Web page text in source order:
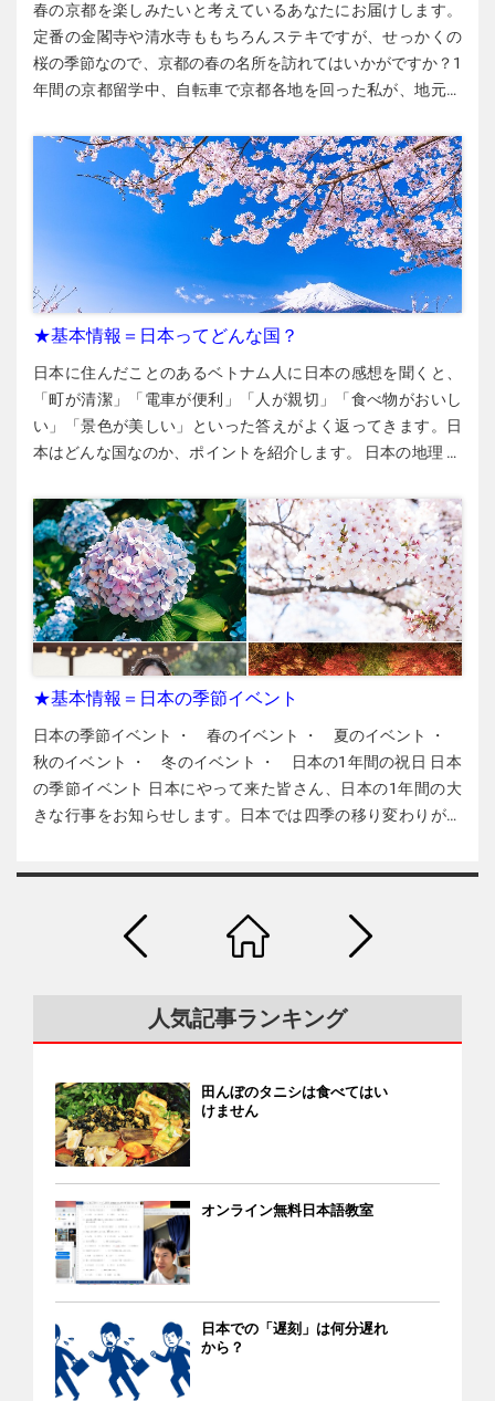
咲き誇ります。 ▶︎秋田県秋田市千秋公園1-1 ▶︎JR秋田駅から
650 m ▶︎無料 ▶︎参考サイト 伊豆沼・内沼【宮城県】 白鳥をは
じめとした渡り鳥の飛来地として有名な伊豆沼ですが、夏の
ハスの花も一見の価値があります。遊覧船もあり、ハスの花
▶︎JR新田駅から伊豆沼・内沼サンクチュアリセンターまで
650 m ▶︎ハスまつり：2022年7月23日～8月28日 ▶︎入場料：
中学生以上800円、小学生500円 ▶︎参考サイト 大山上池・下
け）・下池（しもいけ）では、関東エリアより1カ月ほど遅れ
てハスの花の見ごろの時期を迎えます。夏から初秋にかけて
は、湖面一面がピンクの花で染まるほどハスの花が咲き誇り
ます。 ▶︎鶴岡市友江町23-71 ▶︎JR羽前（うぜん）大山駅から
大山上池まで1.6 km ▶︎無料 ▶︎公式サイト 関東エリア 古河総
合公園【茨城県】 25 haの広大な古河（こが）総合公園。園内
の北端にある3,000㎡のハス田に手のひらほどの大きさの美し
い花がびっしり咲きます。大賀ハスは毎年7月上旬から中旬に
古河市鴻巣399-1 ▶︎JR古河駅から約2 km（バス利用の場合は
徒歩約800 m ） ▶︎見ごろ：6月下旬～8月上旬 ▶︎無料 ▶︎公式
サイト 古代蓮の里【埼玉県】 関東を代表するハスの名所で、
約12万本のハスが池一面に咲きます。早朝から開花し、お昼
には閉じてしまいます。早起きして観に行ってください。 ▶︎
埼玉県行田（ぎょうだ）市小針2375-1 ▶︎JR行田駅、東口から
市内循環バス「古代蓮の里」下車 ▶︎見ごろ：6月中旬～8月上
に島や橋もあり、昔懐かしい水郷の情緒が味わえる水郷佐原
あやめパーク。カフェや子ども向けの遊園施設もあります。
「はす祭り」では300品種以上のハスが鑑賞できます。 ▶︎千
葉県香取市扇島1837-2 ▶︎JR佐原駅から佐原循環バスで17分
「水郷佐原あやめパーク」下車、約600 m ▶︎「はす祭り」：
600円、小・中学生300円 ▶︎公式サイト 不忍池【東京都】 不
し）公園の中にある広大な天然池。一面がハスで覆われる
「蓮池」、ボートを楽しむことができる「ボート池」、カモ
ハスが咲き誇ります。ハスの花は明け方からゆっくりと開花
し、お昼を過ぎると閉じてしまうため、早朝からの見学者が
絶えません。 ▶︎町田市野津田町 ▶︎小田急・町田駅の北口21番
乗り場からバスで「薬師池」または「薬師ヶ丘」下車、すぐ
▶︎無料 ▶︎参考サイト 東海エリア 大賀ハス園【岐阜県】 約
5100㎡の大賀（おおが）ハス園には、全長約300 mの足場が
回廊のように設けられ、淡いピンクのハスの花を間近に観賞
できます。7月は、モデル撮影会やミニコンサートなど多彩な
新羽島駅やJR岐阜羽島駅からバスで約35分「羽島温泉」下
車、約180 m ▶︎見ごろ：7月中旬 ▶︎無料 ▶︎参考サイト 森川花
はす田【愛知県】 森川花はす田（もりかわ・はななすだ）に
春の京都を楽しみたいと考えているあなたにお届けします。
定番の金閣寺や清水寺ももちろんステキですが、せっかくの
桜の季節なので、京都の春の名所を訪れてはいかがですか？1
年間の京都留学中、自転車で京都各地を回った私が、地元の
春の京都にはいろいろな名所がありますが、歩いて半日で回
れる私の「お勧めコース」を紹介します。「銀閣寺」「哲学
の道」「南禅寺」「蹴上（けあげ）インクライン」「平安神
宮エリア」の5カ所を訪ねるコースです。それでは、これらの
スポットについて紹介します。 哲学の道 「哲学（てつがく）
の道」は銀閣寺（ぎんかくじ）と南禅寺（なんぜんじ）を結
ぶ約2 kmの散歩道で、水路に沿って歩きます。水路の水は滋
賀県の琵琶湖（びわこ）から流れてきています。春（3月下旬
す。 銀閣寺 金閣寺に行く外国人は多いですが、銀閣寺に行く
人は少ないでしょう。金閣寺のような派手さはありません
が、古い日本の雰囲気があり、ファンの多いお寺です。正式
名は「東山慈照寺（ひがしやま・じしょうじ）」。哲学の道
しょうか？ ［銀閣寺］［哲学の道］ ・京都市左京区銀閣寺町
２ ・8:30～17:00（3～11月の場合） ・高校生以上500円 ・京
都駅からバス（直通）で230円 ①「京都駅前（A２乗り場）」
から17番のバスで「銀閣寺道」へ ②「京都駅前（A１乗り
場）」から5番のバスで「銀閣寺道」へ ［銀閣寺］［哲学の
道］ ・京都市左京区銀閣寺町２ ・8:30～17:00（3～11月の場
合） ・高校生以上500円 ・京都駅からバス（直通）で230円
①「京都駅前（A２乗り場）」から17番のバスで「銀閣寺
道」へ ②「京都駅前（A１乗り場）」から5番のバスで「銀閣
寺道」へ 南禅寺 南禅寺の水路閣 銀閣寺から「哲学の道」を抜
けてしばらく歩くと、「南禅寺（なんぜんじ）」に着きま
す。 こちらも人気の高いお寺で、秋の紅葉もきれいですが、
もん）」という大きな門もあり、上に昇ると、京都市街を眺
められます。 蹴上インクライン 昔、琵琶湖と京都を結ぶ水路
ンクライン」で運びました。インクラインとは水路と水路を
結ぶ傾斜のある鉄道（線路）です。 南禅寺のそばにある「蹴
く、インスタグラマーが押し寄せます（＝下の写真）。 筆者
撮影 ［蹴上インクライン］ ・京都市東山区東小物座町339 ・
無料 ・京都駅から地下鉄で260円：「京都」から乗車し「烏
車。駅から徒歩ですぐ。 平安神宮エリア 筆者撮影 南禅寺や蹴
上インクラインの人混みに疲れたら、すぐ近くの平安神宮や
岡崎公園、美術館が並ぶエリアでベンチなどに腰かけて休み
ましょう。 平安神宮の巨大な鳥居や水路沿いの桜並木が壮観
に私の一推しスポット「鴨川」もご紹介します。鴨川には
「河原町」や「三条」といった繁華街から歩いていけますの
で、時間や体力が残っていたら、夕食前に立ち寄ってみてく
★基本情報＝日本ってどんな国？
日本に住んだことのあるベトナム人に日本の感想を聞くと、
「町が清潔」「電車が便利」「人が親切」「食べ物がおいし
い」「景色が美しい」といった答えがよく返ってきます。日
本はどんな国なのか、ポイントを紹介します。 日本の地理 ◆
九州の四つの大きな島と6,800あまりの島々があります。日本
の面積は約378,000㎢で、ベトナム（約33万1200ｋ㎡）の約
1.14倍です。 南北の長さ 約3,000 ㎞ 東西の長さ 約3,000 ㎞ 面
積 約378,000 ㎢ ◆47の都道府県 日本には、47の都道府県
（ベトナムの「省」）があります。 「都」は東京都 「道」は
北海道 「府」は大阪府、京都府 そのほかの44行政区は「県」
◆山が75％、温泉が多い 富士山（左）と温泉 山と丘を合わせ
た面積が国全体の約75％ 火山が多いので、各地に温泉がある
本の人口は約125,470,000人でベトナム（約97,620,000人：
2020年）より少し多いです。日本では2005年から人口が減り
続け、高齢化が進んでいます。2060年までに1億人を割る見
通しで、2040年ごろにはベトナムと日本の人口が逆転すると
で、日本の人口は世界で11位、ベトナムは15位です。 国 人
します。多くの地域で冬はコートが必要です。東京の冬はハ
ノイの冬より寒いです。 ◆日本の気候のポイント 春夏秋冬の
４つの季節があり、夏と冬の気温差が大きい 北海道以外で
は、6～7月に梅雨（雨の多い期間）がある 夏から秋にかけて
日本海側（新潟、長野など）で雪が多い 北の端にある北海道
が一番寒い（夏もすずしい） 南の端にある沖縄は冬でもあま
り寒くない ◆日本の四季 春（左）/ 夏（右） 京都の秋Ⓒ毎日
新聞社 冬（岐阜） 日本の都市 東京の中心部 日本には人口100
万人以上の都市が12個あります。 市 人 口 1 東京23区
9,744,534 2 横浜市 3,778,318 3 大阪市 2,754,742 4 名古屋市
2,333,406 5 札幌市 1,975,065 6 福岡市 1,613,361 7 川崎市
★基本情報＝日本の季節イベント
日本の季節イベント ・ 春のイベント ・ 夏のイベント ・ 秋のイベント ・ 冬のイベント ・ 日本の1年間の祝日 日本の季節イベント 日本にやって来た皆さん、日本の1年間の大きな行事をお知らせします。日本では四季の移り変わりがあり、季節と結びついた行事がたくさんあります。これを読めば、季節の行事の意味や日本人の大事な生活文化が分かります。 春のイベント 日本の春の風物詩はなんと言っても桜。地球温暖化の影響で桜の開花が毎年少しずつ早くなっていますが、春の日差しや暖かさと桜の花がかもし出す明るい雰囲気の中、多くの日本人が新たな出発を誓う季節です。4月には、日本の会社や学校の新年が始まります。それでは、日本の春のイベントを紹介していきましょう。 3月3日：ひな祭り ひな祭りは女の子の幸せと健やかな成長を願う行事です。ひな人形という人形を飾ったり、ちらし寿司やひなあられ（お菓子）を食べたりして家庭でお祝いをします。 3月14日：ホワイトデー ホワイトデーは、バレンタインデーにチョコレートなどをもらった男性がお返しをする日です。お菓子でお返しをする場合、キャンディーは「あなたが好き」、クッキーは「あなたは友達」、マシュマロやグミは「嫌い」を意味するとされていますが、それほど知られていません。バレンタインデーに恋人や好きな女性から贈り物をもらった男性は、女性から高価なお返しを期待されるケースもあります。お返しはお菓子でなくても大丈夫です。 3月：卒業式 3月は学校の卒業シーズンです。入学試験は1～3月が中心で、卒業式は多くの場合、入試が終わった後の3月中に行われます。 3月下旬～4月上旬：花見 花見は桜の花を眺めることです。地方によって咲く時期に違いがありますが、この時期に日本各地で桜が咲き乱れます。歩きながら眺める人もいれば、桜の木の下にビニルシートなどを敷いて、お弁当やお酒を楽しむグループもあります。 4月1日：エイプリルフール うそをついてもいいとされている日です。家族や友だち同士で冗談半分のうそを言い合います。企業が顧客を楽しませるためにSNSなどでうそや冗談を流すこともあります。例えば、実在しない新製品の発売情報を流したり、この日だけ遊び心でオンラインゲームの画面の文字を手書き文字にしたりします。 4月1日：新年度 日本の行政や企業、学校の「事業年度」や「学校年度」は4月に始まります。入社式や入学式は4月上旬に行われ、児童や生徒にとっては新しい学年が始まります。 4月29日～5月5日：ゴールデンウィーク 4月末から5月初旬にかけての休日や祝日が多い期間をゴールデンウィーク（GW）と呼びます。行楽に出かける人も多いので、電車や飛行機、ホテルは満席・満室で、高速道路も渋滞します。ホテルや航空券の料金も高くなります。遠出を避けて近くのイベントに参加する楽しみ方もあります。 ※4月29日（昭和の日）、5月3日（憲法記念日）、5月4日（みどりの日）、5月5日（こどもの日）の4日間が祝日で、ここに土日が加わって大型連休になります。日本の中で離れて留学や技能実習をしているベトナム人の友だち同士がこの期間に一緒に旅行したり、互いを訪ねたりすることもよくあります。 5月5日：子どもの日（祝日） 3月3日のひな祭りは女の子のためのイベントで、5月5日は男の子の幸運を祈る日です。男の子の健やかな成長と将来の出世を願って「鯉（こい）のぼり」＝写真＝という吹き流しを庭などに掲げる風習があります。ただし、最近では家庭で掲げる鯉のぼりは減り、地域などで大きな鯉のぼりを設置する例も増えています。 5月前半（第２日曜日）：母の日 日本での母の日は5月の第2日曜日。お母さんへの感謝を込めてカーネーションや贈り物を渡します。 夏のイベント ベトナムの夏も暑いですが、日本の夏も湿気が多く蒸し暑い日が続きます。この季節には夏休みがありますが、ベトナムの学校の夏休みより短いです。また、社会人の夏休みは1週間前後か、少ない人は４、５日間（お盆休み）だけで、欧米のようなロングバケーションではありません。1週間前後の日程で海外に出かける人も多くいます。 6月1日：夏の衣替え 日本では、多くの地方で6月1日から一斉に夏服に切り替わり、冬の衣替え（10月1日）まで薄手のスーツや半袖になります。また、最近では冷房に要するエネルギーを節約するために「クールビズ」という薄着の習慣が広まり、スーツの上着やネクタイなしでも仕事相手に失礼と思われないようになってきています。クールビズの期間は会社ごとに決められ、衣替えの期間より長く設定されることがあります。 6月（第3日曜日）：父の日 父に感謝する日ですが、日本では母の日に比べると印象が薄いです。 6月～7月：梅雨（つゆ） 日本では、6月から7月にかけて雨がよく降ります。「梅雨前線」という前線の影響で、その長さは毎年少しずつ違います。梅雨前線の勢力が弱くなって梅雨が終わると、気象庁が「梅雨明け」を発表し、大きなニュースになります。梅雨の季節にはアジサイ＝写真＝が美しく咲きます。 6月21日ごろ：夏至（げし） 1年で最も昼間の長い日です。この日を境に昼間の時間が少しずつ短くなっていき、12月の冬至の日に最も短くなります。日本では夏と冬とで昼間の長さがずいぶん違います。 7月7日：七夕（たなばた） 短冊（たんざく）という細長い紙に願いごとを書いて笹に結びつけ、願いがかなうように祈ります。各地で七夕にちなんだ祭りも行われ、特に仙台市の七夕祭りが有名です。織姫と彦星の２人が神様によって引き離され、年に一度の七夕の日だけ天の川を渡って会えると言われています。 7月～8月：花火大会 日本各地で花火大会が行われます。花火大会の会場には、屋台の店も出ます。明るいうちに出かけて場所を確保し、日が沈んだら夜空に広がる大きな花火を眺めて楽しみます。浴衣姿で花火を見物する女性も多く、日本の夏の最大の風物詩です。ベトナム人留学生や技能実習生の先輩たちにも、レンタル浴衣を借りたり安い浴衣を買ったりして日本の夏を楽しんでいる人たちがいます。 8月中旬：お盆休み お盆は、亡くなった先祖があの世から帰ってくるのを迎える行事で、8月13日～16日の4日間です。この期間に実家に帰省したりレジャーに出かけたりする人がたくさんいます。8月11日の「山の日」（祝日）や前後の土日、有給休暇を加えて5日間を超える大型連休になることも多く、ＧＷや年末年始と並ぶ「民族大移動」の時期になります。交通機関が混雑し、ホテルや飛行機の料金も高くなります。 日本企業の夏休みはお盆を中心とする5～8日程度が一般的ですが、中にはお盆を避けて交代で休みを取れる企業もあります。小中学校の夏休みは7月下旬～8月末の約40日間が一般的で、高校・大学にも長い夏期休暇があります。夏休みを利用して海外旅行に出かける人もたくさんいます。 日本の季節イベント 秋のイベント 暑い夏が過ぎ、寒い冬がやって来るまでの間に過ごしやすい季節「秋」があります。10、11月は特に過ごしやすいので、多くの学校の運動会や遠足もこの時期に行われます。 9月～10月中旬：十五夜 日本の秋は暑くも寒くもなく、空も澄んでいるので、月や星を眺めるのに適しています。十五夜の日は毎年変わりますが、この日は満月を眺めながら、作物の豊作を祈ります。ススキを飾り、団子を食べながら月を眺めます。 10月1日：衣替え 秋の衣替えです。服装が半袖から長袖に一斉に切り替わり、スーツも薄手から厚手に替わります。 10月31日：ハロウィン 欧米から伝わった、秋の収穫を祝い悪霊を追い払う行事ですが、日本でも仮装がメインになっています。東京の渋谷など若者の多い街で仮装をした人たちが行き交います。留学生向けの日本の日本語学校や専門学校でもハロウィンの行事をするケースが増えています＝写真。 11月15日：七五三（しちごさん） 子供の成長を祝うために、女の子は3歳と7歳、男の子は5歳の年に晴れ着（着物など）で神社に参拝します。家族と一緒に記念撮影もします。神社でお祓（はら）いをしてもらった子どもたちは千歳飴（ちとせあめ）という細長い飴を受け取ります。 11月～12月：紅葉見物 日本の山や公園の木々は秋になると赤や黄色に色づきます。これを「紅葉（こうよう）」と言います。紅葉の名所には、春の花見と同じように大勢の人が押し寄せます。写真は京都の嵐山（あらしやま）です。北海道や東北地方などでは東京や大阪・京都より早い時期に紅葉が始まります。 冬のイベント 短い秋が終わると長い冬が待っています。12～3月は寒い季節で、北海道や東北地方では寒い期間が他地域よりも長く続きます。夜になるのも早く、仕事が終わるころには外は真っ暗です。一方、クリスマスシーズンの町のきらびやかな装飾や、年末年始の繁華街のにぎわいも印象深い季節です。家庭や居酒屋では鍋料理が食卓に並ぶことも増え、週末に温泉旅行を楽しむ人も多くなります。 12月21日か22日：冬至（とうじ） 1年で昼が一番短い日です。この日を境に昼の時間がだんだん長くなり、3月の春分の日に昼夜の時間がほぼ同じになります。冬至の日には、健康を願って、かぼちゃを食べてゆず湯に入る風習があります。ゆず湯とは、ゆずを浮かべた風呂で、ゆずの効果で血行がよくなると言われています。 12月24～25日：クリスマス・イヴ、クリスマス 12月の前半から日本の町にはあちらこちらに電飾などが施され、クリスマスモードになります。日本の小さな子どもたちは12月24日の夜にサンタが枕元にプレゼントを届けてくれると教えられています。そして、25日にはケーキやチキンを食べます。日本ではクリスマスもイヴも祝日ではありませんが、夜に恋人とデートしたり仲間とパーティーをしたりします。恋人たちにとってクリスマスは1年で最大のイベントです。 12月31日：大みそか １年の最後の日を「大晦日（おおみそか）」と呼びます。多くの人が夕方から長時間放送されるNHKの年末歌番組「紅白歌合戦」を観賞します。また、大晦日の夜には、そばの麺のように長生きするようにと願ってそばを食べます。このそばを「年越しそば」と言います。そして、夜の12時（新年）になると、各地の寺で鐘をつきます。鐘は108回鳴らします。この鐘のことを「除夜の鐘」と言います。 1月1日：元日（祝日） ベトナムでは1月～2月のテトが年始になりますが、日本では1月1日が年始です。元日には神社や寺に初詣（はつもうで）に出かける人も多く、多くの家庭で「おせち料理」＝写真＝という伝統料理を食べます。家の中に鏡もちというお餅を飾る家もあります。ちなみに、ベトナムのテトの日は、日本では特にイベントはありません。 1月中旬（第2月曜日）：成人の日（祝日） 日本各地の市民会館などで成人式の式典が行われます。その年度（前年4月～その年の3月）に20歳になる学年の人たちが参加します。男性の多くはスーツ、女性の多くは着物（振りそで）を着て参加し、式典の後は、学校の同窓会などが行われます。最近では、多くの場合、着物はレンタルです。 2月3日：節分 日本ではかつて、感染症や災害は鬼の仕業とされてきました。鬼の邪気を追い払うために「鬼は外、福は内」と言いながら乾いた大豆を室内でまきます。これを「豆まき」と言います。また、巻き寿司を丸かぶりすると縁起（えんぎ）が良いとされます。この巻き寿司を「恵方（えほう）巻き」と言います。お寺や神社では節分祭りが行われます。 2月14日：バレンタインデー 日本では、菓子メーカーのキャンペーンの影響でバレンタインデーに女性から男性にチョコレートを贈る習慣が1970年代に定着しました。近年では、女性が友だちや同僚、上司の男性にお付き合いで贈る「義理チョコ」も一般化しています。安いチョコでいいので、職場などで義理チョコを渡すと喜ばれます。 日本の1年間の祝日 最後に日本の祝日について説明します。 1月1日 元日 1年の始まりで、家族や親せきが集まって新年を祝うことが多いです。ちなみに、日本ではテト（旧正月）には何もしません。 1月・第2月曜 成人の日 成人した人を祝う日です。以前は1月15日でしたが、祝日をなるべく月曜にして3連休を増やそうというハッピーマンデー制度によって2000年から1月の第2月曜になりました。 2月11日 建国記念の日 日本では、神話に出てくる初代天皇の即位日を建国の日としています。 2月23日 天皇誕生日 天皇の誕生日です。 3月19～22日 春分の日 年によって日付が異なります。自然や生き物を大事に思う日です。 4月29日 昭和の日 昭和の時代の天皇誕生日です。戦後の復興や高度経済成長を遂げた昭和の時代を振り返り、国の将来の繁栄を願う日です。 5月3日 憲法記念日 1947年のこの日に日本国憲法が施行されました。 5月4日 みどりの日 自然に親しみ、自然の恵みに感謝する日です。 5月5日 こどもの日 こども（特に男の子）の健やかな成長と将来の活躍を祈る日です。 7月・第3月曜 海の日 海の恵みに感謝し、海洋国家日本の繁栄を願う日です。 8月11日 山の日 山に親しみ、山の恵みに感謝する日です。 9月・第3月曜 敬老の日 お年寄りを敬愛し、長寿を祝う日です。 9月22～24日 秋分の日 年によって日付が異なります。先祖を敬い、亡くなった人々をしのびます。お墓参りをする人も多くいます。 10月・第2月曜 スポーツの日 スポーツに親しみ、健康な心身を育む日です。2019年までは「体育の日」と呼ばれていました。1964年10月10日に東京オリンピックの開会式が行われたのを記念して制定されましたが、2000年からはハッピーマンデー制度で10月の第2月曜になりました。この日がオリンピックの開会式に選ばれたのは、統計上、晴れる確率が高かったからだそうです。 11月3日 文化の日 1946年に日本国憲法が公布（発表）された日で、日本国憲法が平和と文化を重視していることか
人気記事ランキング
田んぼのタニシは食べてはい
けません
オンライン無料日本語教室
日本での「遅刻」は何分遅れ
から？